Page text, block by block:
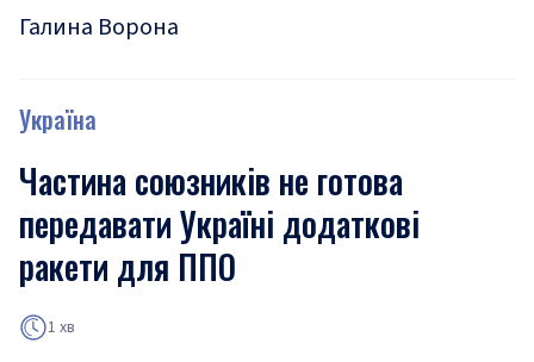
Галина Ворона
Україна
Частина союзників не готова
передавати Україні додаткові
ракети для ППО
1 хв